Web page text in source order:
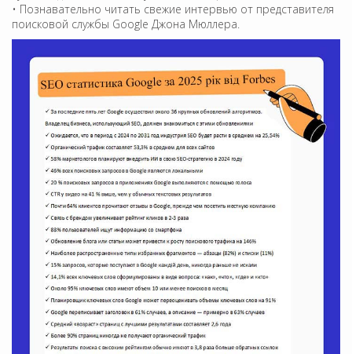
• Познавательно читать свежие интервью от представителя
поисковой службы Google Джона Мюллера.